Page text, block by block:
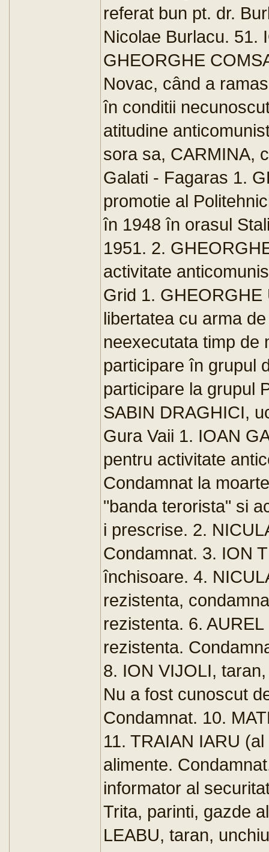
referat bun pt. dr.
Nicolae Burlacu. 51.
GHEORGHE
Novac, când a
în conditii
atitudine
sora sa, CARMINA,
Galati - Fagaras 1.
promotie al
în 1948 în orasul
1951. 2.
activitate
Grid 1. GHEORGHE
libertatea cu arma
neexecutata timp de
participare în grupul
participare la grupul
SABIN DRAGHICI,
Gura Vaii 1. IOAN
pentru activitate
Condamnat la
"banda terorista" si
i prescrise. 2.
Condamnat. 3. ION
închisoare. 4.
rezistenta,
rezistenta. 6.
rezistenta.
8. ION VIJOLI,
Nu a fost cunoscut
Condamnat. 10.
11. TRAIAN IARU
alimente.
informator al
Trita, parinti, gazde
LEABU, taran,